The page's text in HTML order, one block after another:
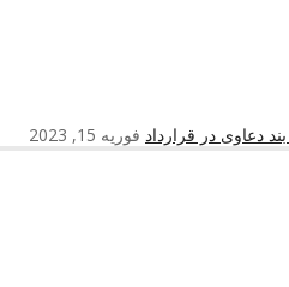
دعاوی در قرارداد فوریه 15, 2023